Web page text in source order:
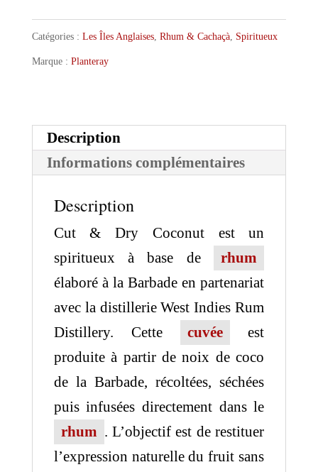
Rum
Cut
Coconut
Catégories : Les Îles Anglaises, Rhum & Cachaçà, Spiritueux
Marque : Planteray
Description
Informations complémentaires
Description
Cut & Dry Coconut est un
spiritueux à base de
rhum
élaboré à la Barbade en partenariat
avec la distillerieWest Indies Rum
Distillery. Cette cuvée
est
produite à partir de noix de coco
de la Barbade, récoltées, séchées
puis infusées directement dans le
rhum . L’objectif est de restituer
l’expression naturelle du fruit sans